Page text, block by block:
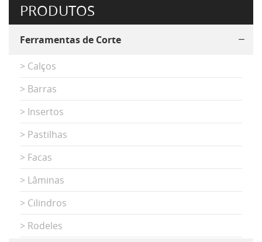
PRODUTOS
Ferramentas de Corte
> Calços
> Barras
> Insertos
> Pastilhas
> Facas
> Lâminas
> Cilindros
> Rodeles